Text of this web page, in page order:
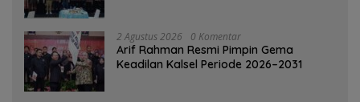
2 Agustus 2026 0 Komentar
Arif Rahman Resmi Pimpin Gema
Keadilan Kalsel Periode 2026–2031